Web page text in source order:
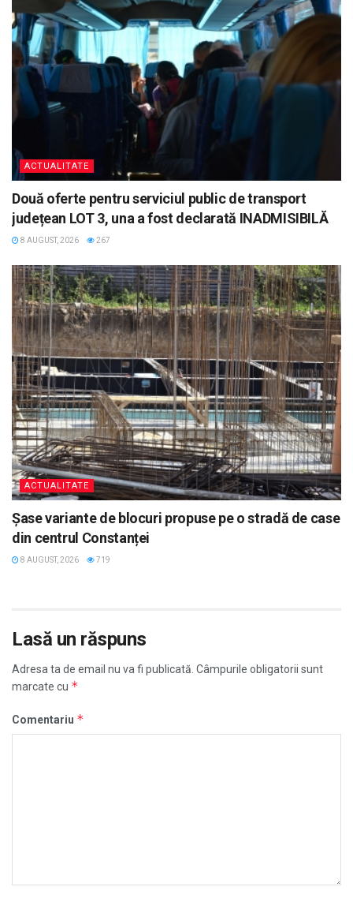
ACTUALITATE
Două oferte pentru serviciul public de transport
județean LOT 3, una a fost declarată INADMISIBILĂ
8 AUGUST, 2026 267
ACTUALITATE
Șase variante de blocuri propuse pe o stradă de case
din centrul Constanței
8 AUGUST, 2026 719
Lasă un răspuns
Adresa ta de email nu va fi publicată. Câmpurile obligatorii sunt
marcate cu *
Comentariu *